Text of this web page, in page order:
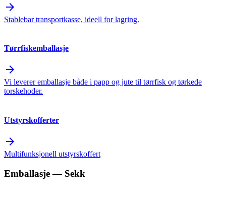
arrow_forward
Stablebar transportkasse, ideell for lagring.
Tørrfiskemballasje
arrow_forward
Vi leverer emballasje både i papp og jute til tørrfisk og tørkede
torskehoder.
Utstyrskofferter
arrow_forward
Multifunksjonell utstyrskoffert
Emballasje— Sekk